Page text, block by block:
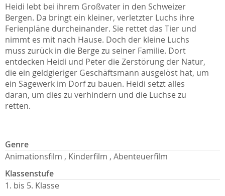
Heidi lebt bei ihrem Großvater in den Schweizer
Bergen. Da bringt ein kleiner, verletzter Luchs ihre
Ferienpläne durcheinander. Sie rettet das Tier und
nimmt es mit nach Hause. Doch der kleine Luchs
muss zurück in die Berge zu seiner Familie. Dort
entdecken Heidi und Peter die Zerstörung der Natur,
die ein geldgieriger Geschäftsmann ausgelöst hat, um
ein Sägewerk im Dorf zu bauen. Heidi setzt alles
daran, um dies zu verhindern und die Luchse zu
retten.
Genre
Animationsfilm , Kinderfilm , Abenteuerfilm
Klassenstufe
1. bis 5. Klasse